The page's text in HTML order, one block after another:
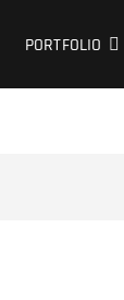
PORTFOLIO